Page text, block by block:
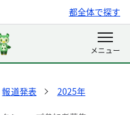
都全体で探す
報道発表
2025年